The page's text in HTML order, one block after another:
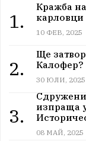
1.
Кражба
10 ФЕВ, 2025
2.
Ще
Калофер?
30 ЮЛИ, 2025
3.
изпраща
08 МАЙ, 2025